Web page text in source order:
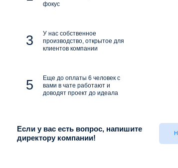
фокус
У нас собственное
производство, открытое для
клиентов компании
Еще до оплаты 6 человек с
вами в чате работают и
доводят проект до идеала
Если у вас есть вопрос, напишите
директору компании!